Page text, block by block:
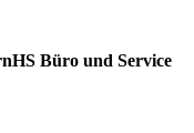
Büro und Service